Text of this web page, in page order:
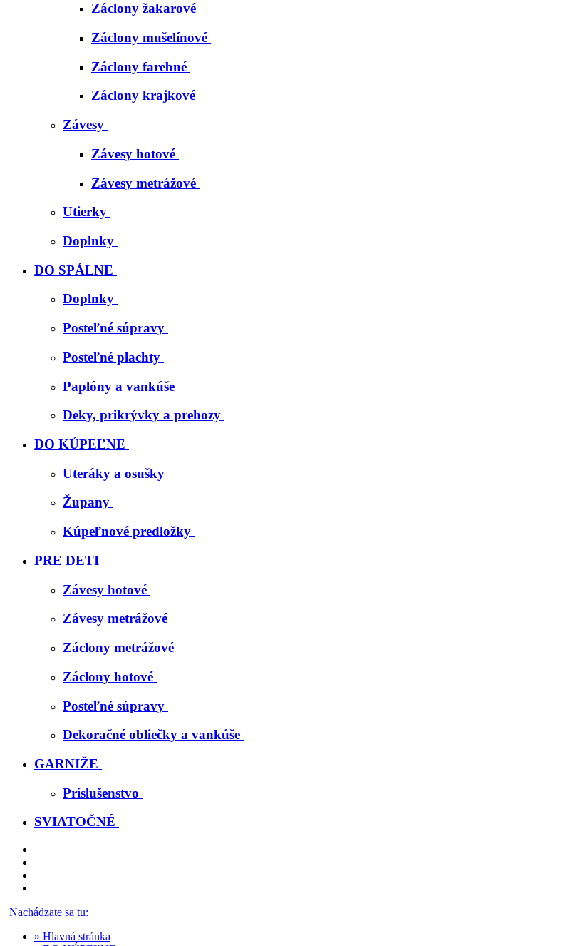
Záclony žakarové
Záclony mušelínové
Záclony farebné
Záclony krajkové
Závesy
Závesy hotové
Závesy metrážové
Utierky
Doplnky
DO SPÁLNE
Doplnky
Posteľné súpravy
Posteľné plachty
Paplóny a vankúše
Deky, prikrývky a prehozy
DO KÚPEĽNE
Uteráky a osušky
Župany
Kúpeľnové predložky
PRE DETI
Závesy hotové
Závesy metrážové
Záclony metrážové
Záclony hotové
Posteľné súpravy
Dekoračné obliečky a vankúše
GARNIŽE
Príslušenstvo
SVIATOČNÉ
Nachádzate sa tu:
» Hlavná stránka